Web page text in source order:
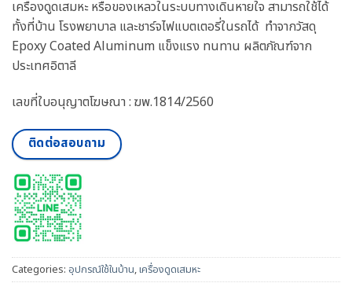
เครื่องดูดเสมหะ หรือของเหลวในระบบทางเดินหายใจ สามารถใช้ได้
ทั้งที่บ้าน โรงพยาบาล และชาร์จไฟแบตเตอรี่ในรถได้ ทำจากวัสดุ
Epoxy Coated Aluminum แข็งแรง ทนทาน ผลิตภัณฑ์จาก
ประเทศอิตาลี
เลขที่ใบอนุญาตโฆษณา : ฆพ.1814/2560
ติดต่อสอบถาม
Categories: อุปกรณ์ใช้ในบ้าน,เครื่องดูดเสมหะ